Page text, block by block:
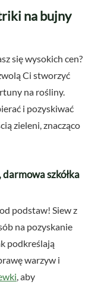
na bujny
się wysokich cen?
Ci stworzyć
na rośliny.
i pozyskiwać
zieleni, znacząco
darmowa szkółka
podstaw! Siew z
na pozyskanie
podkreślają
warzyw i
, aby